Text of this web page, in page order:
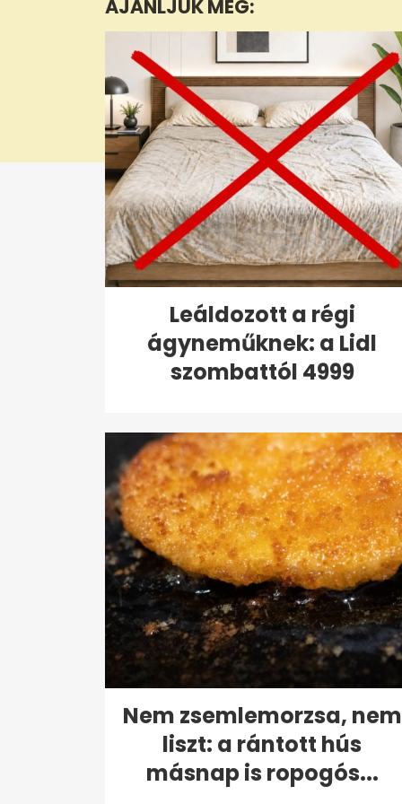
secondsVolume
0%
AJÁNLJUK MÉG:
Leáldozott a régi
ágyneműknek: a Lidl
szombattól 4999
Nem zsemlemorzsa, nem
liszt: a rántott hús
másnap is ropogós...